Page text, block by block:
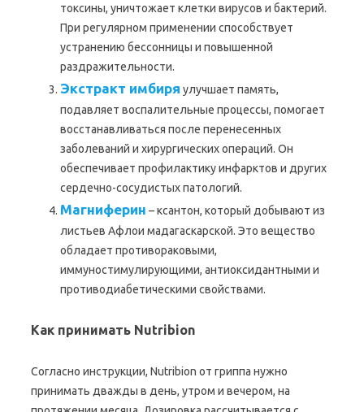
токсины, уничтожает клетки вирусов и бактерий.
При регулярном применении способствует
устранению бессонницы и повышенной
раздражительности.
Экстракт имбиря улучшает память,
подавляет воспалительные процессы, помогает
восстанавливаться после перенесенных
заболеваний и хирургических операций. Он
обеспечивает профилактику инфарктов и других
сердечно-сосудистых патологий.
Магниферин – ксантон, который добывают из
листьев Афлои мадагаскарской. Это вещество
обладает противораковыми,
иммуностимулирующими, антиоксидантными и
противодиабетическими свойствами.
Как принимать Nutribion
Согласно инструкции, Nutribion от гриппа нужно
принимать дважды в день, утром и вечером, на